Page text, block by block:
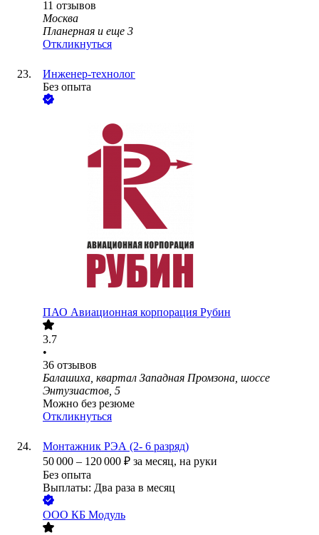
11 отзывов
Москва
Планерная и еще 3
Откликнуться
Инженер-технолог
Без опыта
ПАО Авиационная корпорация Рубин
3.7
•
36 отзывов
Балашиха, квартал Западная Промзона, шоссе
Энтузиастов, 5
Можно без резюме
Откликнуться
Монтажник РЭА (2- 6 разряд)
50 000 – 120 000 ₽ за месяц, на руки
Без опыта
Выплаты: Два раза в месяц
ООО КБ Модуль